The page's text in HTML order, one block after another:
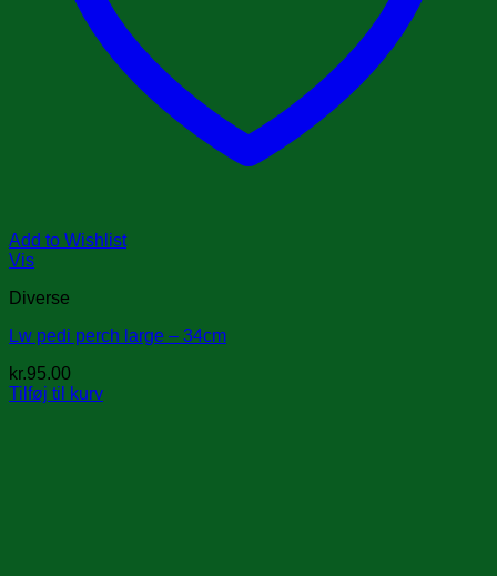
Add to Wishlist
Vis
Diverse
Lw pedi perch large – 34cm
kr.95.00
Tilføj til kurv